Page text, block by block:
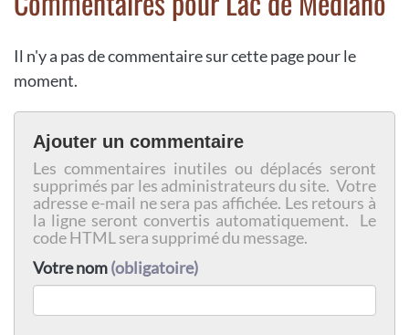
Il n'y a pas de commentaire sur cette page pour le
moment.
Ajouter un commentaire
Les commentaires inutiles ou déplacés seront
supprimés par les administrateurs du site. Votre
adresse e-mail ne sera pas affichée. Les retours à
la ligne seront convertis automatiquement. Le
code HTML sera supprimé du message.
Votre nom(obligatoire)